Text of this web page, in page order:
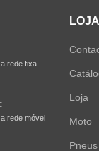
rede fixa
rede móvel
Loja
Moto
Pneus